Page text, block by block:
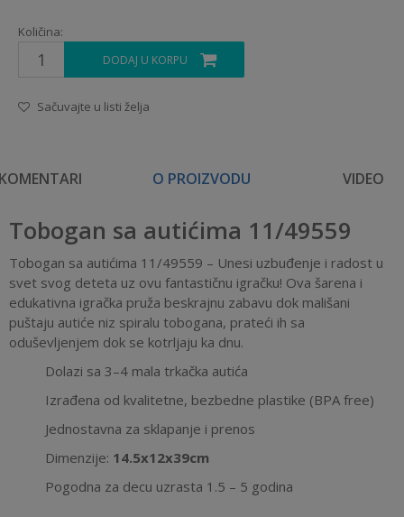
Količina:
DODAJ U KORPU
Sačuvajte u listi želja
O PROIZVODU VIDEO
Tobogan sa autićima 11/49559
Tobogan sa autićima 11/49559 – Unesi uzbuđenje i radost u
svet svog deteta uz ovu fantastičnu igračku! Ova šarena i
edukativna igračka pruža beskrajnu zabavu dok mališani
puštaju autiće niz spiralu tobogana, prateći ih sa
oduševljenjem dok se kotrljaju ka dnu.
Dolazi sa 3–4 mala trkačka autića
Izrađena od kvalitetne, bezbedne plastike (BPA free)
Jednostavna za sklapanje i prenos
Dimenzije: 14.5x12x39cm
Pogodna za decu uzrasta 1.5 – 5 godina